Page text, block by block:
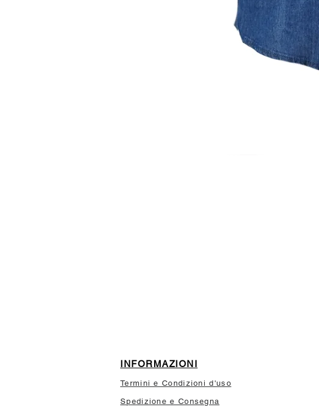
INFORMAZIONI
Termini e Condizioni d'uso
Spedizione e Consegna